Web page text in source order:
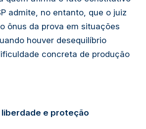
admite, no entanto, que o juiz
ônus da prova em situações
houver desequilíbrio
concreta de produção
e proteção